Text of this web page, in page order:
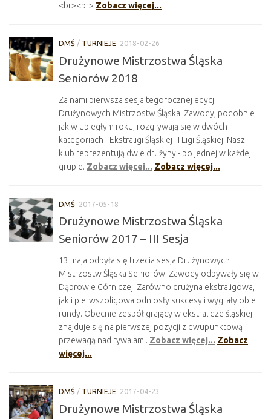
<br><br> Zobacz więcej...
DMŚ / TURNIEJE 2018-02-26
Drużynowe Mistrzostwa Śląska
Seniorów 2018
Za nami pierwsza sesja tegorocznej edycji
Drużynowych Mistrzostw Śląska. Zawody, podobnie
jak w ubiegłym roku, rozgrywają się w dwóch
kategoriach - Ekstraligi Śląskiej i I Ligi Śląskiej. Nasz
klub reprezentują dwie drużyny - po jednej w każdej
grupie. Zobacz więcej... Zobacz więcej...
DMŚ 2017-05-18
Drużynowe Mistrzostwa Śląska
Seniorów 2017 – III Sesja
13 maja odbyła się trzecia sesja Drużynowych
Mistrzostw Śląska Seniorów. Zawody odbywały się w
Dąbrowie Górniczej. Zarówno drużyna ekstraligowa,
jak i pierwszoligowa odniosły sukcesy i wygrały obie
rundy. Obecnie zespół grający w ekstralidze śląskiej
znajduje się na pierwszej pozycji z dwupunktową
przewagą nad rywalami. Zobacz więcej... Zobacz
więcej...
DMŚ / TURNIEJE 2017-04-23
Drużynowe Mistrzostwa Śląska